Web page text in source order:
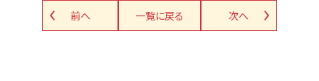
前へ 一覧に戻る 次へ